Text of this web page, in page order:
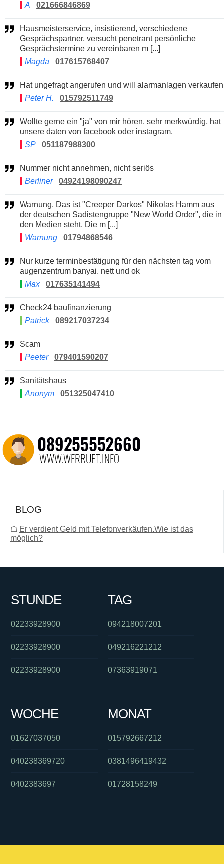
A
021666846869
Hausmeisterservice, insistierend, verschiedene
Gesprächspartner, versucht penetrant persönliche
Gesprächstermine zu vereinbaren m [...]
Magda
017615768407
Hat ungefragt angerufen und will alarmanlagen verkaufen
Peter H.
015792511749
Wollte gerne ein "ja" von mir hören. sehr merkwürdig, hat
unsere daten von facebook oder instagram.
SP
051187988300
Nummer nicht annehmen, nicht seriös
Berliner
04924198090247
Warnung. Das ist "Creeper Darkos" Nikolas Hamm aus
der deutschen Sadistengruppe "New World Order", die in
den Medien steht. Die m [...]
Warnung
01794868546
Nur kurze terminbestätigung für den nächsten tag vom
augenzentrum banyai. nett und ok
Max
017635141494
Check24 baufinanzierung
Patrick
089217037234
Scam
Peeter
079401590207
Sanitätshaus
Anonym
051325047410
BLOG
☖ Er verdient Geld mit Telefonverkäufen.Wie ist das
möglich?
STUNDE
02233928900
02233928900
02233928900
TAG
094218007201
049216221212
07363919071
WOCHE
01627037050
040238369720
0402383697
MONAT
015792667212
0381496419432
01728158249